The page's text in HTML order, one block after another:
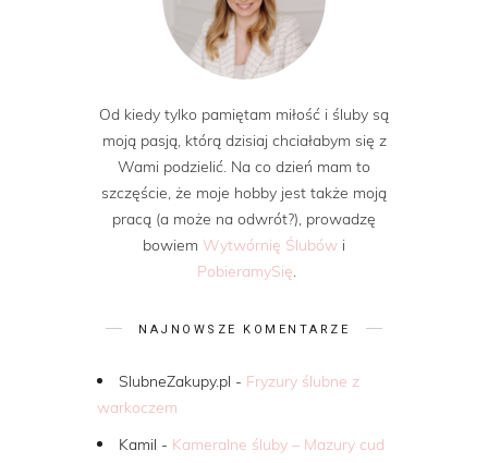
Od kiedy tylko pamiętam miłość i śluby są
moją pasją, którą dzisiaj chciałabym się z
Wami podzielić. Na co dzień mam to
szczęście, że moje hobby jest także moją
pracą (a może na odwrót?), prowadzę
bowiem Wytwórnię Ślubów i
PobieramySię
NAJNOWSZE KOMENTARZE
SlubneZakupy.pl - Fryzury ślubne z
warkoczem
Kamil - Kameralne śluby – Mazury cud